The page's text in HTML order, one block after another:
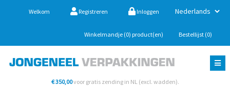
Welkom Registreren Inloggen
Winkelmandje (0) product(en) Bestellijst (0)
€ 350,00voor gratis zending in NL (excl. wadden).